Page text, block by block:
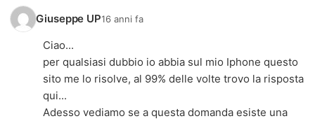
Giuseppe UP16 anni fa
Ciao...
per qualsiasi dubbio io abbia sul mio Iphone questo
sito me lo risolve, al 99% delle volte trovo la risposta
qui...
Adesso vediamo se a questa domanda esiste una